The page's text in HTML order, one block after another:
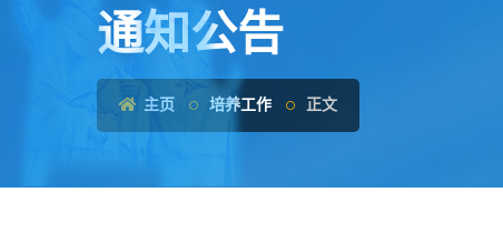
通知公告
主页 培养工作 正文